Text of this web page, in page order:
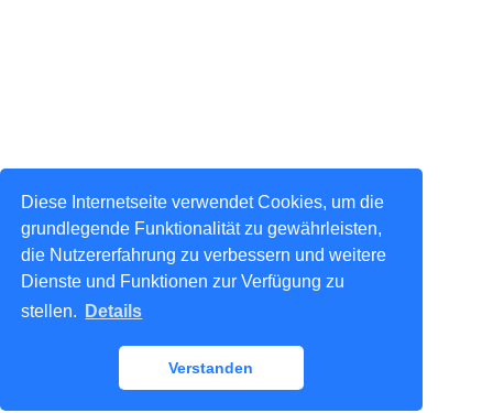
Diese Internetseite verwendet Cookies, um die
grundlegende Funktionalität zu gewährleisten,
die Nutzererfahrung zu verbessern und weitere
Dienste und Funktionen zur Verfügung zu
stellen.
Details
Verstanden